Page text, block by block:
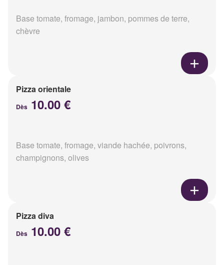
Base tomate, fromage, jambon, pommes de terre,
chèvre
Pizza orientale
Dès 10.00 €
Base tomate, fromage, viande hachée, poivrons,
champignons, olives
Pizza diva
Dès 10.00 €